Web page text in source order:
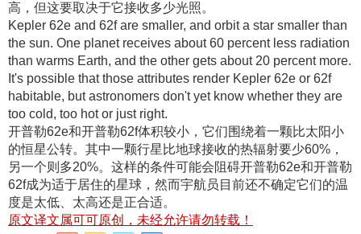
高，但这要取决于它接收多少光照 。
Kepler 62e and 62f are smaller, and orbit a star smaller than
the sun. One planet receives about 60 percent less radiation
than warms Earth, and the other gets about 20 percent more.
It's possible that those attributes render Kepler 62e or 62f
habitable, but astronomers don't yet know whether they are
too cold, too hot or just right.
开普勒62e和开普勒62f体积较小，它们围绕着一颗比太阳小
的恒星公转。其中一颗行星比地球接收的热辐射要少60%，
另一个则多20%。这样的条件可能会阻碍开普勒62e和开普勒
62f成为适于居住的星球，然而宇航员目前还不确定它们的温
度是太低、太高还是正合适。
原文译文属可可原创，未经允许请勿转载！